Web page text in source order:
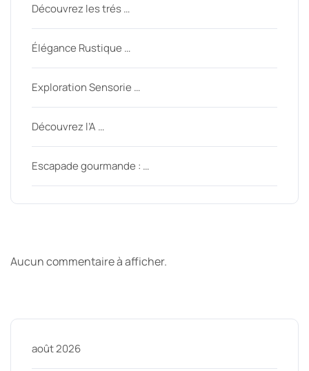
Découvrez les trés …
Élégance Rustique …
Exploration Sensorie …
Découvrez l’A …
Escapade gourmande : …
Aucun commentaire à afficher.
août 2026